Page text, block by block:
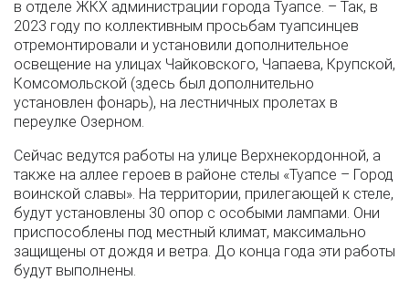
в отделе ЖКХ администрации города Туапсе. – Так, в
2023 году по коллективным просьбам туапсинцев
отремонтировали и установили дополнительное
освещение на улицах Чайковского, Чапаева, Крупской,
Комсомольской (здесь был дополнительно
установлен фонарь), на лестничных пролетах в
переулке Озерном.
Сейчас ведутся работы на улице Верхнекордонной, а
также на аллее героев в районе стелы «Туапсе – Город
воинской славы». На территории, прилегающей к стеле,
будут установлены 30 опор с особыми лампами. Они
приспособлены под местный климат, максимально
защищены от дождя и ветра. До конца года эти работы
будут выполнены.